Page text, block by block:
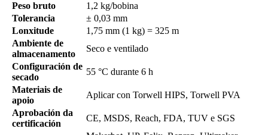
Peso bruto
1,2 kg/bobina
Tolerancia
± 0,03 mm
Lonxitude
1,75 mm (1 kg) = 325 m
Ambiente de
almacenamento
Seco e ventilado
Configuración de
secado
55 °C durante 6 h
Materiais de
apoio
Aplicar con Torwell HIPS, Torwell PVA
Aprobación da
certificación
CE, MSDS, Reach, FDA, TUV e SGS